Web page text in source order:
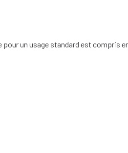
un usage standard est compris